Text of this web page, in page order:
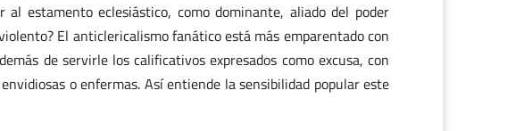
estamento eclesiástico, como dominante, aliado del poder
El anticlericalismo fanático está más emparentado con
de servirle los calificativos expresados como excusa, con
o enfermas. Así entiende la sensibilidad popular este